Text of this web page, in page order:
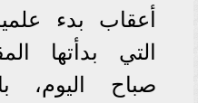
أعقاب بدء
التي بدأتها
صباح اليوم،